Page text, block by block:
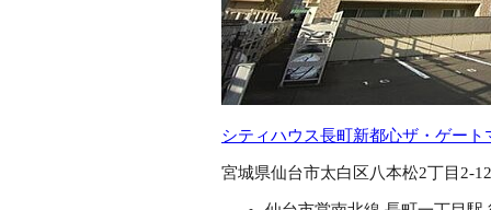
シティハウス長町新都心ザ・ゲート
宮城県仙台市太白区八本松2丁目2-12